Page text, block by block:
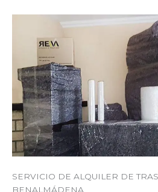
SERVICIO DE ALQUILER DE
BENALMÁDENA